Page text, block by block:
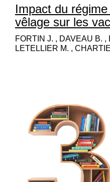
Impact du
vêlage sur les
FORTIN J. , DAVEAU B. ,
LETELLIER M. ,